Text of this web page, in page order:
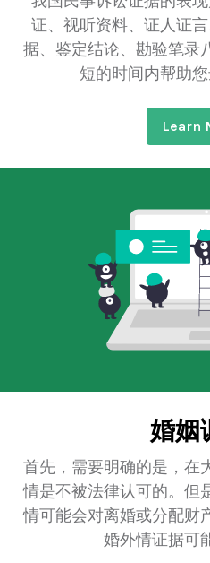
证、视听资料、证人证
据、鉴定结论、勘验笔录
短的时间内帮助您
Learn
婚姻
首先，需要明确的是，在
情是不被法律认可的。但
情可能会对离婚或分配财
婚外情证据可